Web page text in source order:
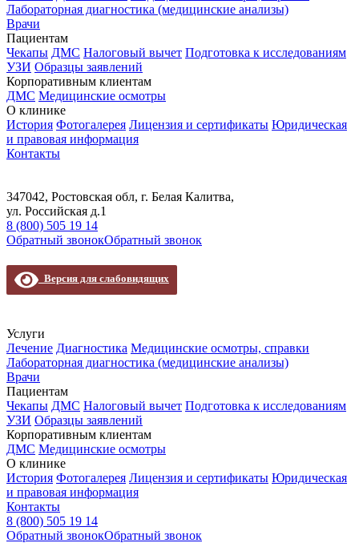
Лабораторная диагностика (медицинские анализы)
Врачи
Пациентам
Чекапы ДМС Налоговый вычет Подготовка к исследованиям
УЗИ Образцы заявлений
Корпоративным клиентам
ДМС Медицинские осмотры
О клинике
История Фотогалерея Лицензия и сертификаты Юридическая
и правовая информация
Контакты
347042, Ростовская обл, г. Белая Калитва,
ул. Российская д.1
8 (800) 505 19 14
Обратный звонокОбратный звонок
Версия для слабовидящих
Услуги
Лечение Диагностика Медицинские осмотры, справки
Лабораторная диагностика (медицинские анализы)
Врачи
Пациентам
Чекапы ДМС Налоговый вычет Подготовка к исследованиям
УЗИ Образцы заявлений
Корпоративным клиентам
ДМС Медицинские осмотры
О клинике
История Фотогалерея Лицензия и сертификаты Юридическая
и правовая информация
Контакты
8 (800) 505 19 14
Обратный звонокОбратный звонок